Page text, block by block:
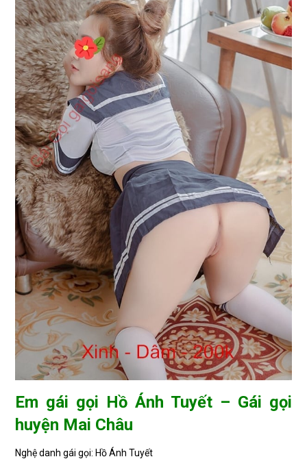
Em gái gọi Hồ Ánh Tuyết – Gái gọi
huyện Mai Châu
Nghệ danh gái gọi: Hồ Ánh Tuyết